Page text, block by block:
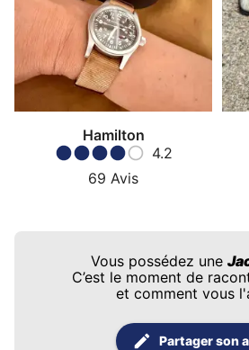
Hamilton
4.2
69 Avis
Vous possédez une
C’est le moment de
et comment vous
Partager son